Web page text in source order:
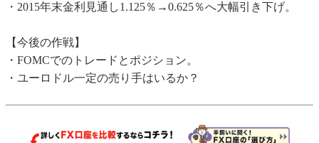
・2015年末金利見通し1.125％→0.625％へ大幅引き下げ。
【今後の作戦】
・FOMCでのトレードとポジション。
・ユーロドル一定の売り手はいるか？